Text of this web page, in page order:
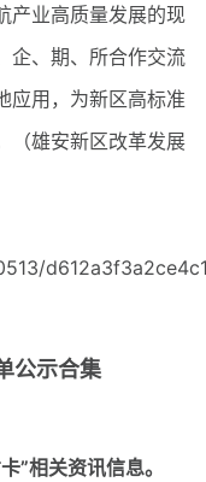
产业高质量发展的现
企、期、所合作交流
应用，为新区高标准
（雄安新区改革发展
公示合集
”相关资讯信息。